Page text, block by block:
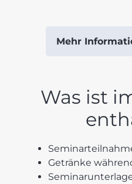
Mehr
Was ist
Getränke